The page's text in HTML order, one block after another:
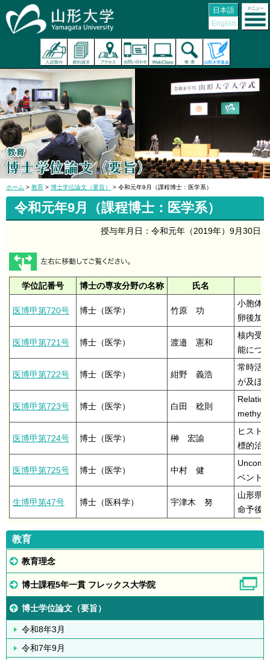
日本語
English
ホーム > 教育 > 博士学位論文（要旨） > 令和元年9月（課程博士：医学系）
令和元年9月（課程博士：医学系）
授与年月日：令和元年（2019年）9月30日
学位記番号 博士の専攻分野の名称 氏名
医博甲第720号 博士（医学） 竹原 功
小胞体
卵後加
医博甲第721号 博士（医学） 渡邉 憲和
核内受
能につ
医博甲第722号 博士（医学） 紺野 義浩
常時活
が及ぼ
医博甲第723号 博士（医学） 白田 稔則
医博甲第724号 博士（医学） 榊 宏諭
ヒスト
標的治
医博甲第725号 博士（医学） 中村 健
ベント
生博甲第47号 博士（医科学） 宇津木 努
山形県
命予後
教育
教育理念
博士課程5年一貫 フレックス大学院
博士学位論文（要旨）
令和8年3月
令和7年9月